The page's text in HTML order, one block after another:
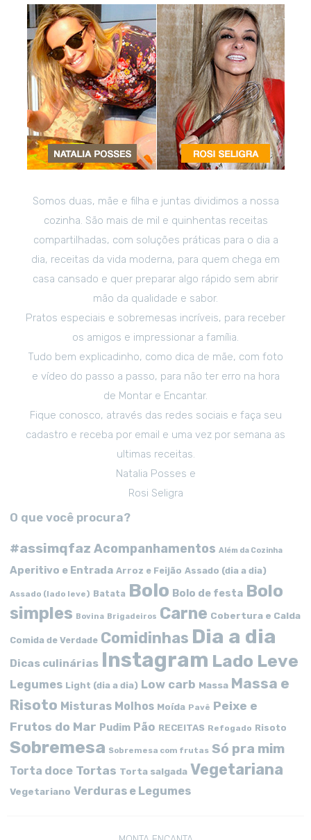
Somos duas, mãe e filha e juntas dividimos a nossa
cozinha. São mais de mil e quinhentas receitas
compartilhadas, com soluções práticas para o dia a
dia, receitas da vida moderna, para quem chega em
casa cansado e quer preparar algo rápido sem abrir
mão da qualidade e sabor.
Pratos especiais e sobremesas incríveis, para receber
os amigos e impressionar a família.
Tudo bem explicadinho, como dica de mãe, com foto
e vídeo do passo a passo, para não ter erro na hora
de Montar e Encantar.
Fique conosco, através das redes sociais e faça seu
cadastro e receba por email e uma vez por semana as
ultimas receitas.
Natalia Posses e
Rosi Seligra
O que você procura?
#assimqfaz Acompanhamentos Além da Cozinha
Aperitivo e Entrada Arroz e Feijão Assado (dia a dia)
Assado (lado leve) Batata Bolo Bolo de festa Bolo
simples
Bovina Brigadeiros Carne Cobertura e Calda
Comida de Verdade Comidinhas Dia a dia
Dicas culinárias Instagram Lado Leve
Legumes Light (dia a dia) Low carb Massa Massa e
Risoto Misturas Molhos Moída Pavê Peixe e
Frutos do Mar Pudim Pão RECEITAS Refogado Risoto
Sobremesa Sobremesa com frutas Só pra mim
Torta doce Tortas Torta salgada Vegetariana
Vegetariano Verduras e Legumes